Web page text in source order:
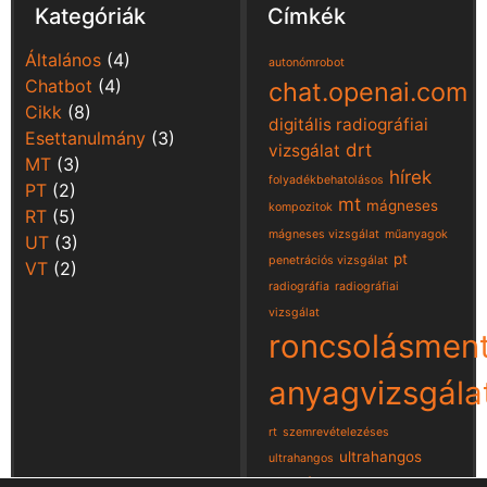
Kategóriák
Általános (4)
Chatbot (4)
Cikk (8)
Esettanulmány (3)
MT (3)
PT (2)
RT (5)
UT (3)
VT (2)
Címkék
autonómrobot
chat.openai.com
digitális radiográfiai
vizsgálat drt
folyadékbehatolásos hírek
kompozitok mt mágneses
mágneses vizsgálat műanyagok
penetrációs vizsgálat pt
radiográfia radiográfiai
vizsgálat
rt szemrevételezéses
ultrahangos ultrahangos
vizsgálat ut